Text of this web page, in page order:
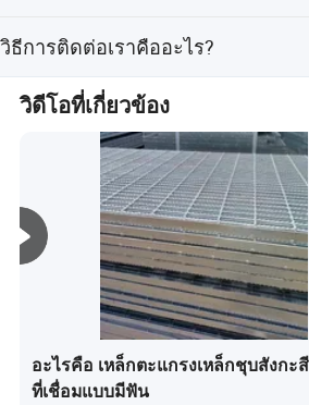
วิธีการติดต่อเราคืออะไร?
กรุณาส่งรายละเอียดเพิ่มเติมเกี่ยวกับควา
ตามข้อมูลด้านล่าง และคลิกที่ 'ส่ง' ทันที
วิดีโอที่เกี่ยวข้อง
อะไรคือ เหล็กตะแกรงเหล็กชุบสังกะ
ที่เชื่อมแบบมีฟัน